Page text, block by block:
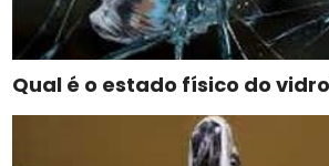
Qual é o estado físico do